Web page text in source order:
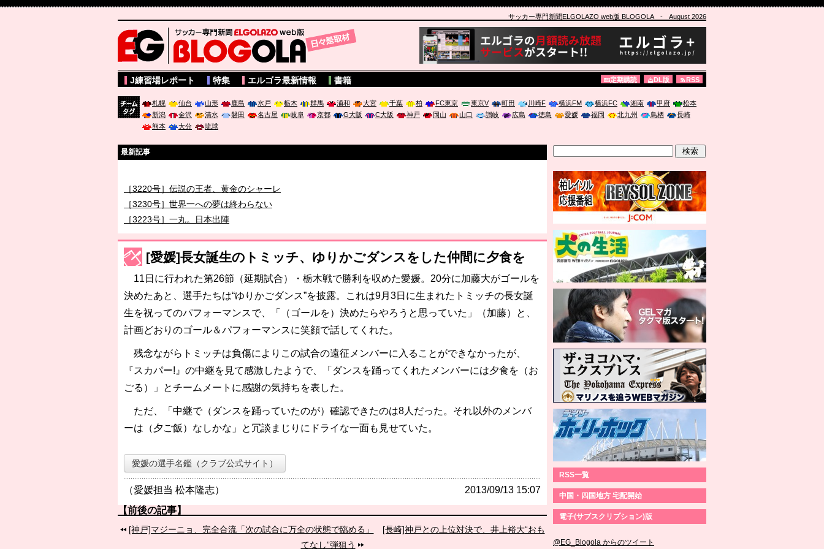
サッカー専門新聞ELGOLAZO web版 BLOGOLA- August 2026
サッカー専門新聞ELGOLAZO web版 BLOGOLA
J練習場レポート 特集 エルゴラ最新情報 書籍 定期購読 DL版 RSS
札幌 仙台 山形 鹿島 水戸 栃木 群馬 浦和 大宮 千葉 柏 FC東京 東京V 町田 川崎F 横浜FM 横浜FC 湘南 甲府
松本
新潟
金沢 清水 磐田 名古屋 岐阜 京都 G大阪 C大阪 神戸 岡山 山口 讃岐 広島 徳島 愛媛 福岡 北九州 鳥栖
長崎
熊本
大分 琉球
最新記事
［3220号］伝説の王者、黄金のシャーレ
［3230号］世界一への夢は終わらない
［3223号］一丸。日本出陣
［3222号］史上最大のW杯開幕 注目は「個」
長谷川 アーリアジャスールさんがシンポジウム「気候変動から命を守る ～エネルギー危機時代の猛暑対策～」に登壇
[愛媛]長女誕生のトミッチ、ゆりかごダンスをした仲間に夕食を
11日に行われた第26節（延期試合）・栃木戦で勝利を収めた愛媛。20分に加藤大がゴールを
決めたあと、選手たちは“ゆりかごダンス”を披露。これは9月3日に生まれたトミッチの長女誕
生を祝ってのパフォーマンスで、「（ゴールを）決めたらやろうと思っていた」（加藤）と、
計画どおりのゴール＆パフォーマンスに笑顔で話してくれた。
残念ながらトミッチは負傷によりこの試合の遠征メンバーに入ることができなかったが、
『スカパー!』の中継を見て感激したようで、「ダンスを踊ってくれたメンバーには夕食を（お
ごる）」とチームメートに感謝の気持ちを表した。
ただ、「中継で（ダンスを踊っていたのが）確認できたのは8人だった。それ以外のメンバ
ーは（夕ご飯）なしかな」と冗談まじりにドライな一面も見せていた。
愛媛の選手名鑑（クラブ公式サイト）
（愛媛担当 松本隆志） 2013/09/13 15:07
【前後の記事】
[神戸]マジーニョ、完全合流「次の試合に万全の状態で臨める」
[長崎]神戸との上位対決で、井上裕大“おも
てなし”弾狙う
RSS一覧
中国・四国地方 宅配開始
電子(サブスクリプション)版
@EG_Blogola からのツイート